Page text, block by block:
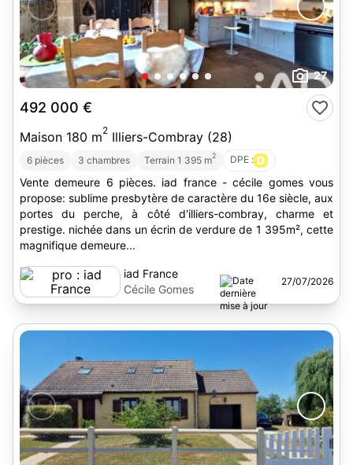
27
492 000 €
Maison 180 m2 Illiers-Combray (28)
6 pièces 3 chambres Terrain 1 395 m2 DPE : D
Vente demeure 6 pièces. iad france - cécile gomes vous
propose: sublime presbytère de caractère du 16e siècle, aux
portes du perche, à côté d'illiers-combray, charme et
prestige. nichée dans un écrin de verdure de 1 395m², cette
magnifique demeure...
iad France
Cécile Gomes
27/07/2026